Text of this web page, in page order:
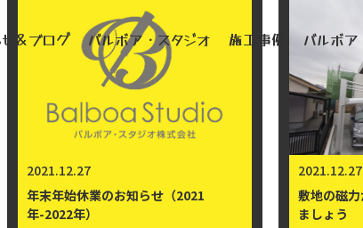
＆ブログ バルボア・スタジオ
代表の想い
会社概要
スタッフ紹介
施工事例 バルボア
失敗し
本物の
戸建リ
2021年12月記事一
式会社>2021年>12月